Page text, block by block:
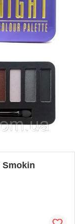
Smokin